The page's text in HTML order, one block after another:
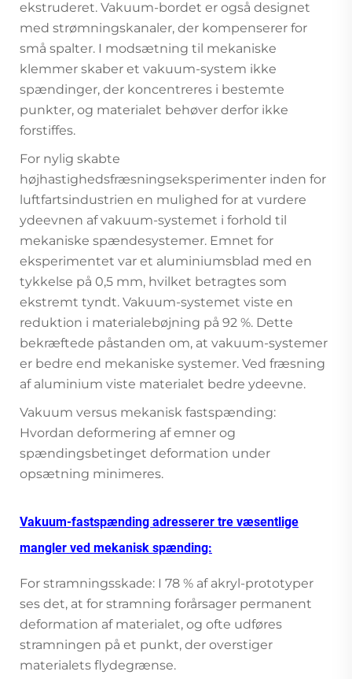
ekstruderet. Vakuum-bordet er også designet
med strømningskanaler, der kompenserer for
små spalter. I modsætning til mekaniske
klemmer skaber et vakuum-system ikke
spændinger, der koncentreres i bestemte
punkter, og materialet behøver derfor ikke
forstiffes.
For nylig skabte
højhastighedsfræsningseksperimenter inden for
luftfartsindustrien en mulighed for at vurdere
ydeevnen af vakuum-systemet i forhold til
mekaniske spændesystemer. Emnet for
eksperimentet var et aluminiumsblad med en
tykkelse på 0,5 mm, hvilket betragtes som
ekstremt tyndt. Vakuum-systemet viste en
reduktion i materialebøjning på 92 %. Dette
bekræftede påstanden om, at vakuum-systemer
er bedre end mekaniske systemer. Ved fræsning
af aluminium viste materialet bedre ydeevne.
Vakuum versus mekanisk fastspænding:
Hvordan deformering af emner og
spændingsbetinget deformation under
opsætning minimeres.
Vakuum-fastspænding adresserer tre væsentlige
mangler ved mekanisk spænding:
For stramningsskade: I 78 % af akryl-prototyper
ses det, at for stramning forårsager permanent
deformation af materialet, og ofte udføres
stramningen på et punkt, der overstiger
materialets flydegrænse.